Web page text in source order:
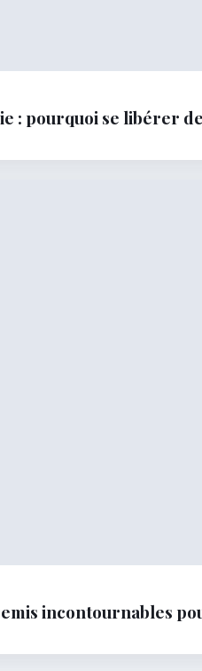
: pourquoi se libérer
incontournables